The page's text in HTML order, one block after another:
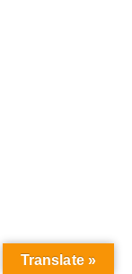
Translate »